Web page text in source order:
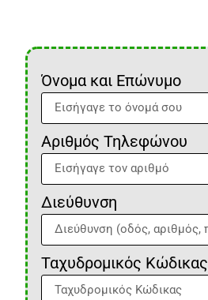
Όνομα και Επώνυμο
Αριθμός Τηλεφώνου
Διεύθυνση
Ταχυδρομικός Κώδικας